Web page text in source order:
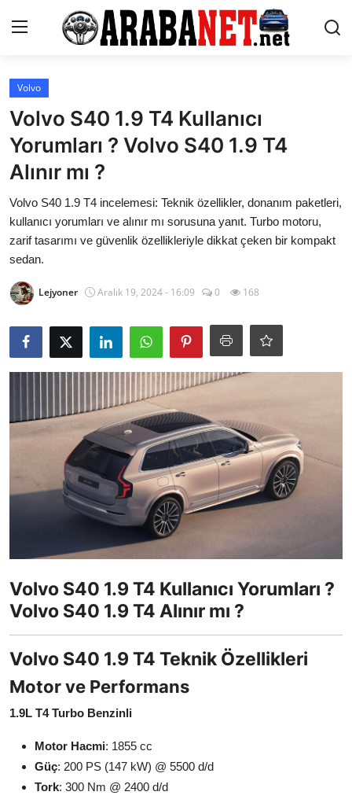
Giriş yapmak
Anasayfa
İletişim
Araba Markaları
Paketler
Kronik Sorunlar
Bakım & Arıza Çözümleri
İkinci El & Ekspertiz
Muayene & Emisyon
Trafik Cezaları & Mevzuat
Ehliyet & Ruhsat İşlemleri
Sigorta & Kasko
Yakıt, LPG & Elektrikli
Volvo
Volvo S40 1.9 T4 Kullanıcı
Yorumları ? Volvo S40 1.9 T4
Alınır mı ?
Volvo S40 1.9 T4 incelemesi: Teknik özellikler, donanım paketleri,
kullanıcı yorumları ve alınır mı sorusuna yanıt. Turbo motoru,
zarif tasarımı ve güvenlik özellikleriyle dikkat çeken bir kompakt
sedan.
Lejyoner Aralık 19, 2024 - 16:09 0 168
Volvo S40 1.9 T4 Kullanıcı Yorumları ?
Volvo S40 1.9 T4 Alınır mı ?
Volvo S40 1.9 T4 Teknik Özellikleri
Motor ve Performans
1.9L T4 Turbo Benzinli
Motor Hacmi: 1855 cc
Güç: 200 PS (147 kW) @ 5500 d/d
Tork: 300 Nm @ 2400 d/d